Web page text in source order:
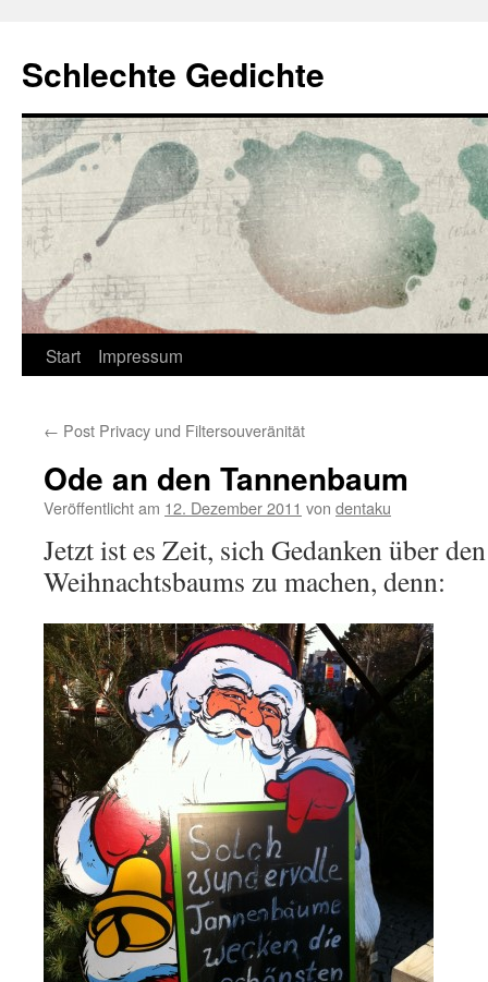
springen
Schlechte Gedichte
Start Impressum
← Post Privacy und Filtersouveränität
Ode an den Tannenbaum
Veröffentlicht am 12. Dezember 2011 von dentaku
Jetzt ist es Zeit, sich Gedanken über
Weihnachtsbaums zu machen, denn: